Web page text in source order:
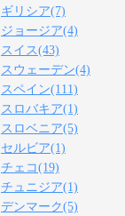
ギリシア(7)
ジョージア(4)
スイス(43)
スウェーデン(4)
スペイン(111)
スロバキア(1)
スロベニア(5)
セルビア(1)
チェコ(19)
チュニジア(1)
デンマーク(5)